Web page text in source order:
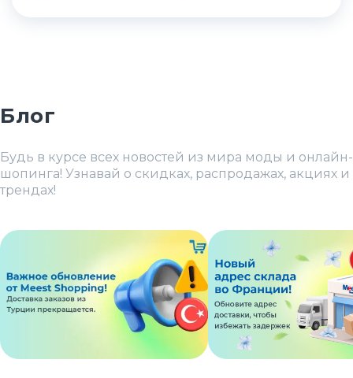
Блог
Будь в курсе всех новостей из мира моды и онлайн-
шопинга! Узнавай о скидках, распродажах, акциях и
трендах!